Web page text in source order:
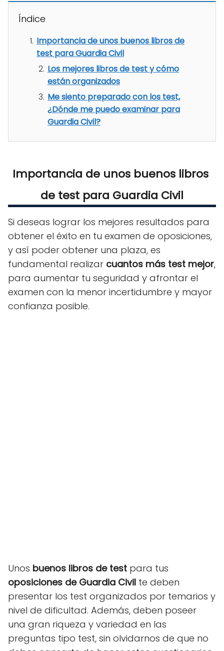
Índice
Importancia de unos buenos libros de
test para Guardia Civil
Los mejores libros de test y cómo
están organizados
Me siento preparado con los test,
¿Dónde me puedo examinar para
Guardia Civil?
Importancia de unos buenos libros
de test para Guardia Civil
Si deseas lograr los mejores resultados para
obtener el éxito en tu examen de oposiciones,
y así poder obtener una plaza, es
fundamental realizar cuantos más test mejor,
para aumentar tu seguridad y afrontar el
examen con la menor incertidumbre y mayor
confianza posible.
Unos buenos libros de test para tus
oposiciones de Guardia Civil te deben
presentar los test organizados por temarios y
nivel de dificultad. Además, deben poseer
una gran riqueza y variedad en las
preguntas tipo test, sin olvidarnos de que no